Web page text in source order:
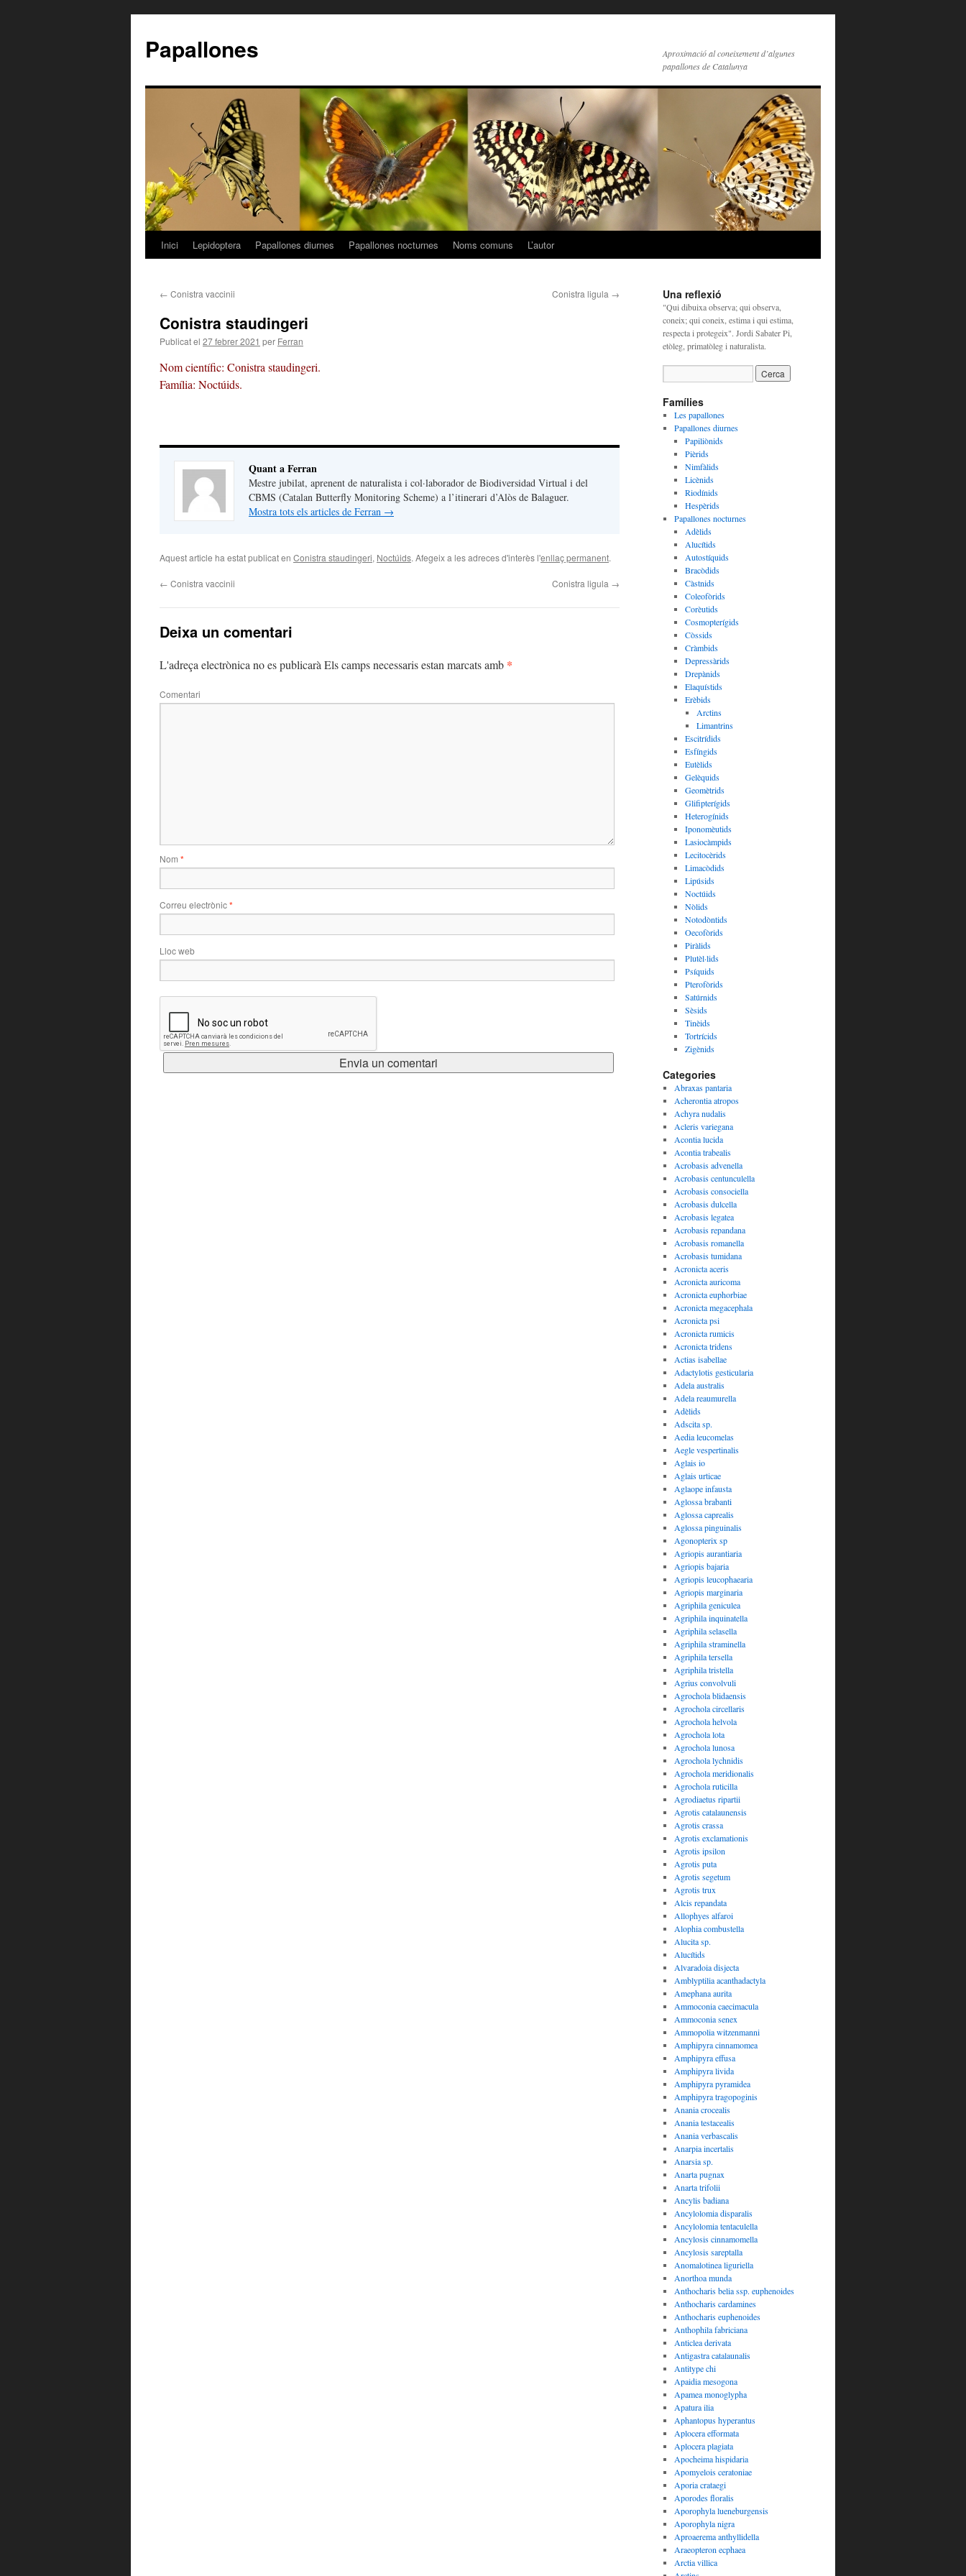
Papallones
Aproximació al coneixement d’algunes
papallones de Catalunya
Vés
contingut
Inici Lepidoptera Papallones diurnes Papallones nocturnes Noms comuns L’autor
← Conistra vaccinii Conistra ligula →
Conistra staudingeri
Publicat el 27 febrer 2021 per Ferran
Nom científic: Conistra staudingeri.
Família: Noctúids.
Quant a Ferran
Mestre jubilat, aprenent de naturalista i col·laborador de Biodiversidad Virtual i del
CBMS (Catalan Butterfly Monitoring Scheme) a l’itinerari d’Alòs de Balaguer.
Mostra tots els articles de Ferran →
Aquest article ha estat publicat en Conistra staudingeri, Noctúids. Afegeix a les adreces d'interès l'enllaç permanent.
← Conistra vaccinii Conistra ligula →
Deixa un comentari
L'adreça electrònica no es publicarà Els camps necessaris estan marcats amb *
Comentari
Nom *
Correu electrònic*
Lloc web
Una reflexió
"Qui dibuixa observa; qui observa,
coneix; qui coneix, estima i qui estima,
respecta i protegeix". Jordi Sabater Pi,
etòleg, primatòleg i naturalista.
Famílies
Les papallones
Papallones diurnes
Papiliònids
Pièrids
Nimfàlids
Licènids
Riodínids
Hespèrids
Papallones nocturnes
Adèlids
Alucítids
Autostíquids
Bracòdids
Càstnids
Coleofòrids
Corèutids
Cosmopterígids
Còssids
Cràmbids
Depressàrids
Drepànids
Elaquístids
Erèbids
Arctins
Limantrins
Escitrídids
Esfíngids
Eutèlids
Gelèquids
Geomètrids
Glifipterígids
Heterogínids
Iponomèutids
Lasiocàmpids
Lecitocèrids
Limacòdids
Lipúsids
Noctúids
Nòlids
Notodòntids
Oecofòrids
Piràlids
Plutèl·lids
Psíquids
Pterofòrids
Satúrnids
Sèsids
Tinèids
Tortrícids
Zigènids
Categories
Abraxas pantaria
Acherontia atropos
Achyra nudalis
Acleris variegana
Acontia lucida
Acontia trabealis
Acrobasis advenella
Acrobasis centunculella
Acrobasis consociella
Acrobasis dulcella
Acrobasis legatea
Acrobasis repandana
Acrobasis romanella
Acrobasis tumidana
Acronicta aceris
Acronicta auricoma
Acronicta euphorbiae
Acronicta megacephala
Acronicta psi
Acronicta rumicis
Acronicta tridens
Actias isabellae
Adactylotis gesticularia
Adela australis
Adela reaumurella
Adèlids
Adscita sp.
Aedia leucomelas
Aegle vespertinalis
Aglais io
Aglais urticae
Aglaope infausta
Aglossa brabanti
Aglossa caprealis
Aglossa pinguinalis
Agonopterix sp
Agriopis aurantiaria
Agriopis bajaria
Agriopis leucophaearia
Agriopis marginaria
Agriphila geniculea
Agriphila inquinatella
Agriphila selasella
Agriphila straminella
Agriphila tersella
Agriphila tristella
Agrius convolvuli
Agrochola blidaensis
Agrochola circellaris
Agrochola helvola
Agrochola lota
Agrochola lunosa
Agrochola lychnidis
Agrochola meridionalis
Agrochola ruticilla
Agrodiaetus ripartii
Agrotis catalaunensis
Agrotis crassa
Agrotis exclamationis
Agrotis ipsilon
Agrotis puta
Agrotis segetum
Agrotis trux
Alcis repandata
Allophyes alfaroi
Alophia combustella
Alucita sp.
Alucítids
Alvaradoia disjecta
Amblyptilia acanthadactyla
Amephana aurita
Ammoconia caecimacula
Ammoconia senex
Ammopolia witzenmanni
Amphipyra cinnamomea
Amphipyra effusa
Amphipyra livida
Amphipyra pyramidea
Amphipyra tragopoginis
Anania crocealis
Anania testacealis
Anania verbascalis
Anarpia incertalis
Anarsia sp.
Anarta pugnax
Anarta trifolii
Ancylis badiana
Ancylolomia disparalis
Ancylolomia tentaculella
Ancylosis cinnamomella
Ancylosis sareptalla
Anomalotinea liguriella
Anorthoa munda
Anthocharis belia ssp. euphenoides
Anthocharis cardamines
Anthocharis euphenoides
Anthophila fabriciana
Anticlea derivata
Antigastra catalaunalis
Antitype chi
Apaidia mesogona
Apamea monoglypha
Apatura ilia
Aphantopus hyperantus
Aplocera efformata
Aplocera plagiata
Apocheima hispidaria
Apomyelois ceratoniae
Aporia crataegi
Aporodes floralis
Aporophyla lueneburgensis
Aporophyla nigra
Aproaerema anthyllidella
Araeopteron ecphaea
Arctia villica